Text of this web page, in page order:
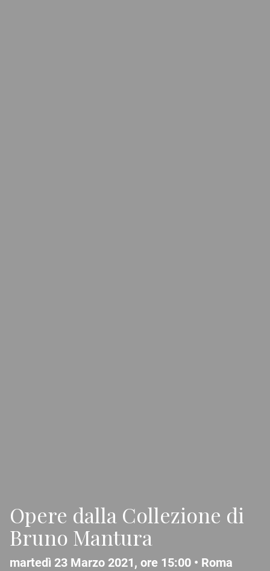
Opere dalla Collezione di
Bruno Mantura
martedì 23 Marzo 2021, ore 15:00 • Roma